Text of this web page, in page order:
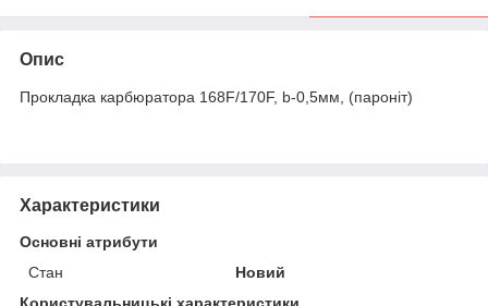
Опис
Прокладка карбюратора 168F/170F, b-0,5мм, (пароніт)
Характеристики
Основні атрибути
Стан
Новий
Користувальницькі характеристики